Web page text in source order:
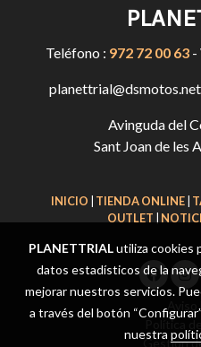
Teléfono : 972 72 00 63-
Avinguda del
Sant Joan de les
INICIO TIENDA ONLINE
OUTLET
Política
Gestión
PLANETTRIALutiliza cookies
datos estadísticos de la
mejorar nuestros servicios.
a través del botón
nuestra